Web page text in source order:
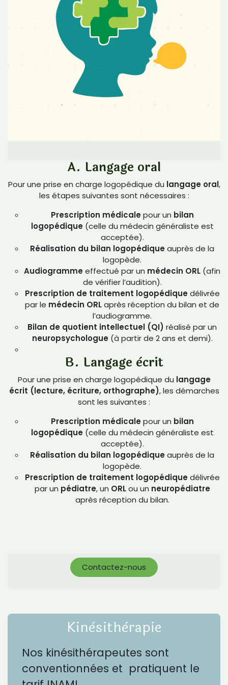
A. Langage oral
Pour une prise en charge logopédique du langage oral,
les étapes suivantes sont nécessaires :
Prescription médicalepour un bilan
logopédique(celle du médecin généraliste est
acceptée).
Réalisation du bilan logopédiqueauprès de la
logopède.
Audiogrammeeffectué par un médecin ORL (afin
de vérifier l’audition).
Prescription de traitement logopédiquedélivrée
par le médecin ORLaprès réception du bilan et de
l’audiogramme.
Bilan de quotient intellectuel (QI) réalisé par un
neuropsychologue(à partir de 2 ans et demi).
B. Langage ècrit
Pour une prise en charge logopédique du langage
écrit (lecture, écriture, orthographe), les démarches
sont les suivantes :
Prescription médicalepour un bilan
logopédique(celle du médecin généraliste est
acceptée).
Réalisation du bilan logopédiqueauprès de la
logopède.
Prescription de traitement logopédiquedélivrée
par un pédiatre, un ORLou un neuropédiatre
après réception du bilan.
Contactez-nous
Kinèsithèrapie
Nos kinésithérapeutes sont
conventionnées et pratiquent le